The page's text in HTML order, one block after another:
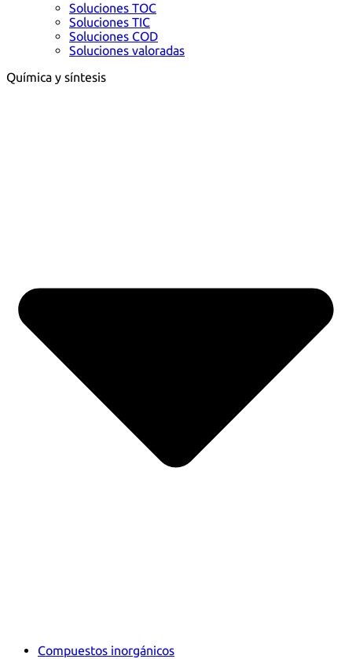
Soluciones TOC
Soluciones TIC
Soluciones COD
Soluciones valoradas
Química y síntesis
Compuestos inorgánicos